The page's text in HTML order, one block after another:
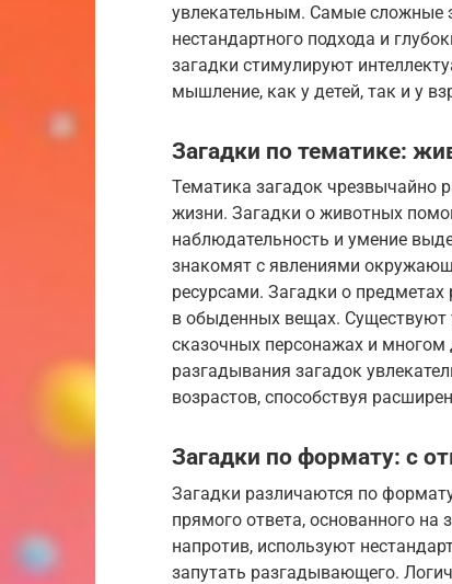
увлекательным. Самые сложные
нестандартного подхода и
загадки стимулируют
мышление, как у детей, так и у
Загадки по тематике:
Тематика загадок чрезвычайно
жизни. Загадки о животных
наблюдательность и умение
знакомят с явлениями
ресурсами. Загадки о
в обыденных вещах. Существуют
сказочных персонажах и многом
разгадывания загадок
возрастов, способствуя
Загадки по формату: с
Загадки различаются по
прямого ответа, основанного
напротив, используют
запутать разгадывающего.